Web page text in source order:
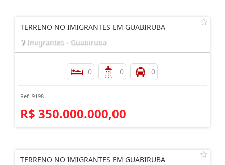
TERRENO NO IMIGRANTES EM GUABIRUBA
Imigrantes - Guabiruba
0 0 0
Ref. 9198
R$ 350.000.000,00
TERRENO NO IMIGRANTES EM GUABIRUBA